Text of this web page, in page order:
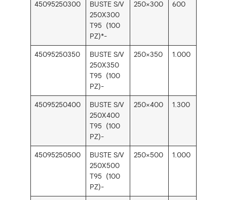
45095250300
BUSTE S/V
250X300
T95 (100
PZ)*-
250×300 600
45095250350
BUSTE S/V
250X350
T95 (100
PZ)-
250×350 1.000
45095250400
BUSTE S/V
250X400
T95 (100
PZ)-
250×400 1.300
45095250500
BUSTE S/V
250X500
T95 (100
PZ)-
250×500 1.000